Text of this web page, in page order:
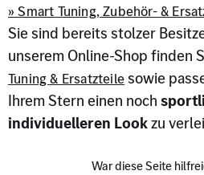
» Smart Tuning, Zubehör- &
Sie sind bereits stolzer
unserem Online-Shop finden
Tuning & Ersatzteilesowie
Ihrem Stern einen noch
individuelleren Lookzu
War diese Seite